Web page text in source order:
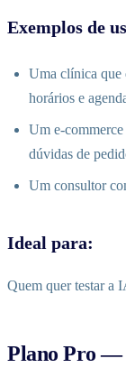
Exemplos de
Uma clínica que
horários e
Um e-
dúvidas de
Um consultor
Ideal para:
Quem quer testar a
Plano Pro —